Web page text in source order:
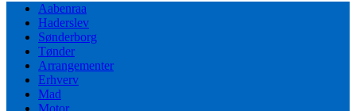
Aabenraa
Haderslev
Sønderborg
Tønder
Arrangementer
Erhverv
Mad
Motor